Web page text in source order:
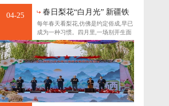
04-25
​春日梨花“白月光” 新疆铁
门关好“丰”景
每年春天看梨花,仿佛是约定俗成,早已
成为一种习惯。四月里,一场别开生面
的梨花文化活